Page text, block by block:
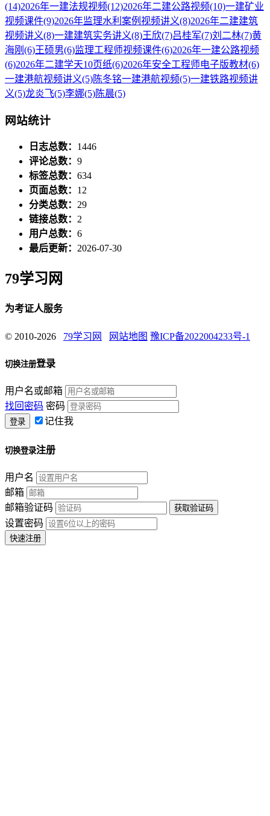
(14)2026年一建法规视频(12)2026年二建公路视频(10)一建矿业
视频课件(9)2026年监理水利案例视频讲义(8)2026年二建建筑
视频讲义(8)一建建筑实务讲义(8)王欣(7)吕桂军(7)刘二林(7)黄
海刚 (6)王硕男(6)监理工程师视频课件(6)2026年一建公路视频
(6)2026年二建学天10页纸(6)2026年安全工程师电子版教材(6)
一建港航视频讲义(5)陈冬铭一建港航视频(5)一建铁路视频讲
义(5)龙炎飞(5)李娜(5)陈晨(5)
网站统计
日志总数： 1446
评论总数： 9
标签总数： 634
页面总数： 12
分类总数： 29
链接总数： 2
用户总数： 6
最后更新： 2026-07-30
79学习网
为考证人服务
© 2010-2026 79学习网 网站地图 豫ICP备2022004233号-1
切换注册登录
用户名或邮箱
找回密码 密码
记住我
切换登录注册
用户名
邮箱
邮箱验证码
设置密码